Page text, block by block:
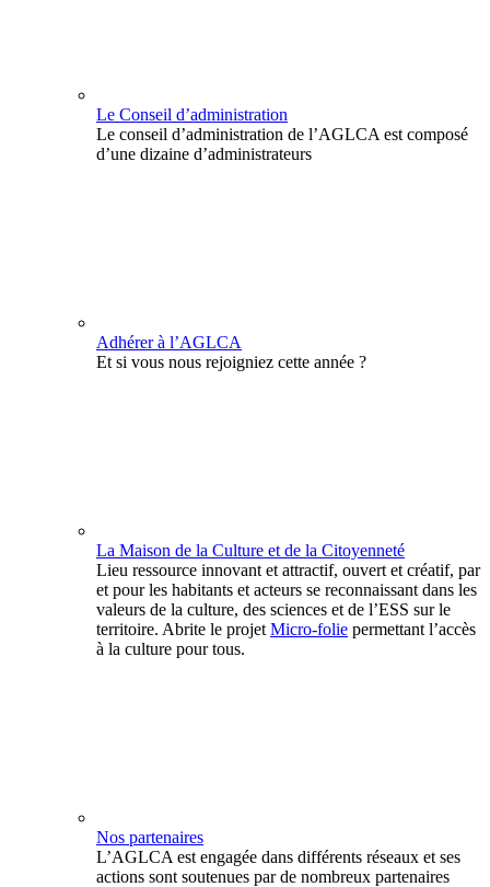
Le Conseil d’administration
Le conseil d’administration de l’AGLCA est composé
d’une dizaine d’administrateurs
Adhérer à l’AGLCA
Et si vous nous rejoigniez cette année ?
La Maison de la Culture et de la Citoyenneté
Lieu ressource innovant et attractif, ouvert et créatif, par
et pour les habitants et acteurs se reconnaissant dans les
valeurs de la culture, des sciences et de l’ESS sur le
territoire. Abrite le projet Micro-folie permettant l’accès
à la culture pour tous.
Nos partenaires
L’AGLCA est engagée dans différents réseaux et ses
actions sont soutenues par de nombreux partenaires